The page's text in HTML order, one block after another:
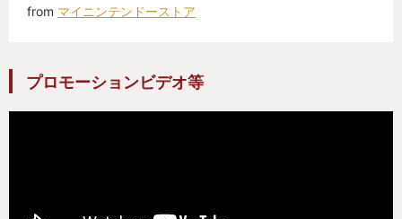
れていったのだと感じている。
在でも継続してプレイしていて、RPGの「キャラを
育てる」という部分の楽しみを再認識した。
from マイニンテンドーストア
プロモーションビデオ等